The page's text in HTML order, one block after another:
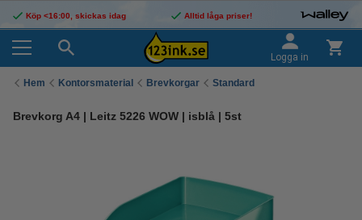
Köp <16:00, skickas idag Alltid låga priser!
Logga in
Hem Kontorsmaterial Brevkorgar Standard
Brevkorg A4 | Leitz 5226 WOW | isblå | 5st